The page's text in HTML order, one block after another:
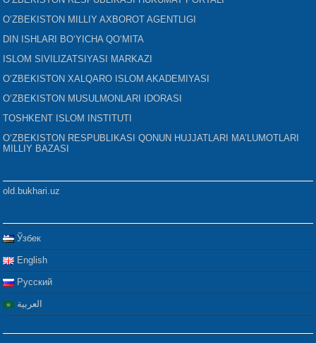
O‘ZBEKISTON MILLIY AXBOROT AGENTLIGI
DIN ISHLARI BO‘YICHA QO‘MITA
ISLOM SIVILIZATSIYASI MARKAZI
O‘ZBEKISTON XALQARO ISLOM AKADEMIYASI
O‘ZBEKISTON MUSULMONLARI IDORASI
TOSHKENT ISLOM INSTITUTI
O‘ZBEKISTON RESPUBLIKASI QONUN HUJJATLARI MA’LUMOTLARI
MILLIY BAZASI
old.bukhari.uz
Ўзбек
English
Русский
العربية